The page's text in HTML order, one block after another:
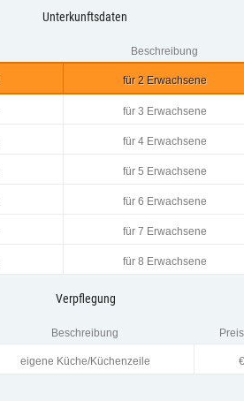
Unterkunftsdaten
Beschreibung
für 2 Erwachsene
für 3 Erwachsene
für 4 Erwachsene
für 5 Erwachsene
für 6 Erwachsene
für 7 Erwachsene
für 8 Erwachsene
Verpflegung
Beschreibung
eigene Küche/Küchenzeile